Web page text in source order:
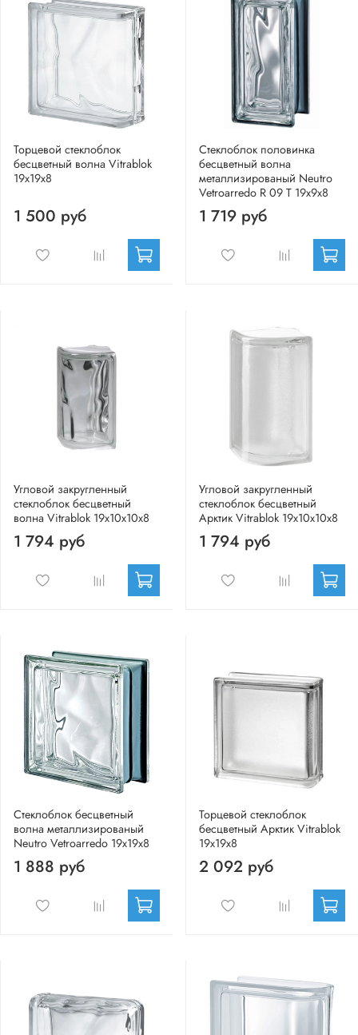
Торцевой стеклоблок
бесцветный волна Vitrablok
19x19x8
1 500 руб
Стеклоблок половинка
бесцветный волна
металлизированый Neutro
Vetroarredo R 09 T 19x9x8
1 719 руб
Угловой закругленный
стеклоблок бесцветный
волна Vitrablok 19x10x10x8
1 794 руб
Угловой закругленный
стеклоблок бесцветный
Арктик Vitrablok 19x10x10x8
1 794 руб
Стеклоблок бесцветный
волна металлизированый
Neutro Vetroarredo 19x19x8
1 888 руб
Торцевой стеклоблок
бесцветный Арктик Vitrablok
19x19x8
2 092 руб